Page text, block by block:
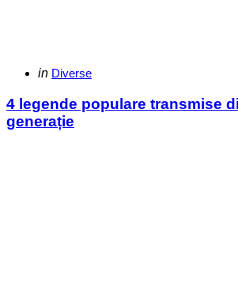
Categories
Posted
in Diverse
4 legende populare transmise
generație